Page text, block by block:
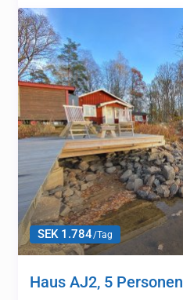
SEK 1.784/Tag
Haus AJ2, 5 Personen